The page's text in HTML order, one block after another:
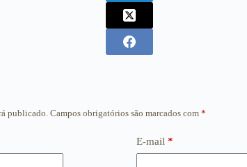
publicado. Campos obrigatórios são marcados com *
E-mail *